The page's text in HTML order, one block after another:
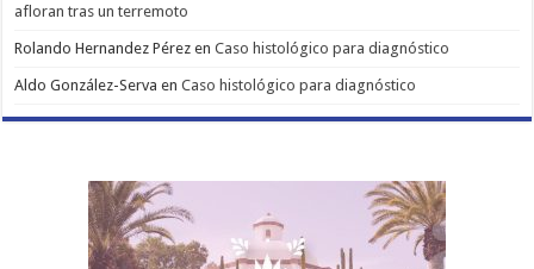
afloran tras un terremoto
Rolando Hernandez Pérez enCaso histológico para diagnóstico
Aldo González-Serva enCaso histológico para diagnóstico